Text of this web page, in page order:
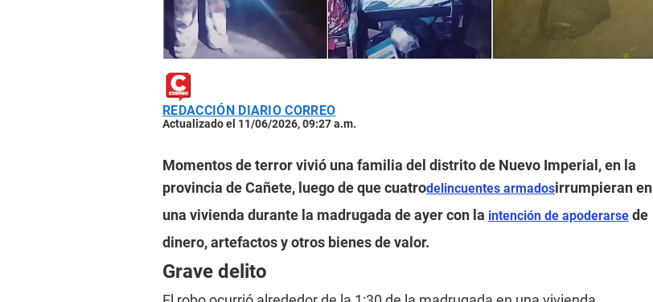
REDACCIÓN DIARIO CORREO
Actualizado el 11/06/2026, 09:27 a.m.
Momentos de terror vivió una familia del distrito de Nuevo Imperial, en la
provincia de Cañete, luego de que cuatrodelincuentes armadosirrumpieran en
una vivienda durante la madrugada de ayer con la intención de apoderarse de
dinero, artefactos y otros bienes de valor.
Grave delito